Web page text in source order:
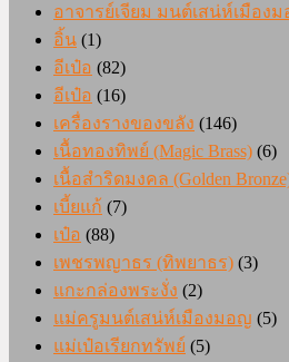
อาจารย์เจียม มนต์เสน่ห์เมือง
อิ้น (1)
อีเป๋อ (82)
อีเป๋อ (16)
เครื่องรางของขลัง (146)
เนื้อทองทิพย์ (Magic Brass) (6)
เนื้อสำริดมงคล (Golden
เบี้ยแก้ (7)
เป๋อ (88)
เพชรพญาธร (ทิพยาธร) (3)
แกะกล่องพระงั่ง (2)
แม่ครูมนต์เสน่ห์เมืองมอญ (5)
แม่เป๋อเรียกทรัพย์ (5)